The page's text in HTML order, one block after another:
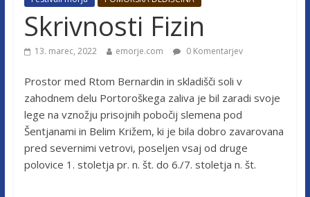
Skrivnosti Fizin
13. marec, 2022 emorje.com 0 Komentarjev
Prostor med Rtom Bernardin in skladišči soli v
zahodnem delu Portoroškega zaliva je bil zaradi svoje
lege na vznožju prisojnih pobočij slemena pod
Šentjanami in Belim Križem, ki je bila dobro zavarovana
pred severnimi vetrovi, poseljen vsaj od druge
polovice 1. stoletja pr. n. št. do 6./7. stoletja n. št.